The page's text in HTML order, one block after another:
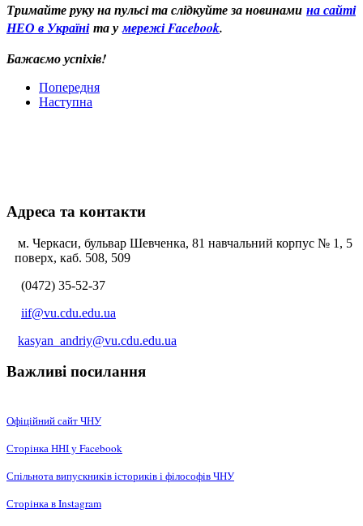
Тримайте руку на пульсі та слідкуйте за новинами на сайті
НЕО в Україніта умережі Facebook.
Бажаємо успіхів!
Попередня
Наступна
Адреса та контакти
м. Черкаси, бульвар Шевченка, 81 навчальний корпус № 1, 5
поверх, каб. 508, 509
(0472) 35-52-37
iif@vu.cdu.edu.ua
kasyan_andriy@vu.cdu.edu.ua
Важливі посилання
Офіційний сайт ЧНУ
Сторінка ННІ у Facebook
Спільнота випускників істориків і філософів ЧНУ
Сторінка в Instagram